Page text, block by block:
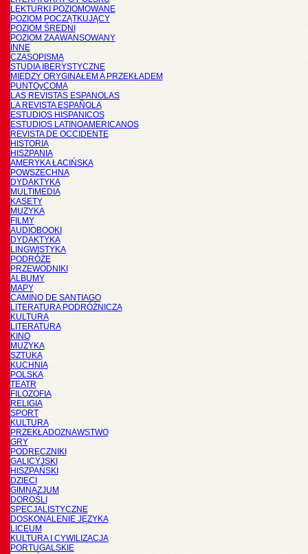
LEKTURKI POZIOMOWANE
POZIOM POCZĄTKUJĄCY
POZIOM ŚREDNI
POZIOM ZAAWANSOWANY
INNE
CZASOPISMA
STUDIA IBERYSTYCZNE
MIĘDZY ORYGINAŁEM A PRZEKŁADEM
PUNTOyCOMA
LAS REVISTAS ESPANOLAS
LA REVISTA ESPAÑOLA
ESTUDIOS HISPANICOS
ESTUDIOS LATINOAMERICANOS
REVISTA DE OCCIDENTE
HISTORIA
HISZPANIA
AMERYKA ŁACIŃSKA
POWSZECHNA
DYDAKTYKA
MULTIMEDIA
KASETY
MUZYKA
FILMY
AUDIOBOOKI
DYDAKTYKA
LINGWISTYKA
PODRÓŻE
PRZEWODNIKI
ALBUMY
MAPY
CAMINO DE SANTIAGO
LITERATURA PODRÓŻNICZA
KULTURA
LITERATURA
KINO
MUZYKA
SZTUKA
KUCHNIA
POLSKA
TEATR
FILOZOFIA
RELIGIA
SPORT
KULTURA
PRZEKŁADOZNAWSTWO
GRY
PODRĘCZNIKI
GALICYJSKI
HISZPAŃSKI
DZIECI
GIMNAZJUM
DOROŚLI
SPECJALISTYCZNE
DOSKONALENIE JĘZYKA
LICEUM
KULTURA I CYWILIZACJA
PORTUGALSKIE